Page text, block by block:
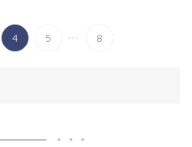
4 5 ... 8